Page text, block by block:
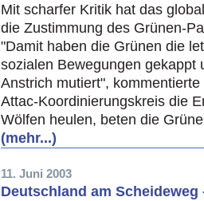
Mit scharfer Kritik hat das
die Zustimmung des Grünen-
"Damit haben die Grünen die
sozialen Bewegungen gekappt
Anstrich mutiert",
Attac-Koordinierungskreis die
Wölfen heulen, beten die
(mehr...)
11. Juni 2003
Deutschland am